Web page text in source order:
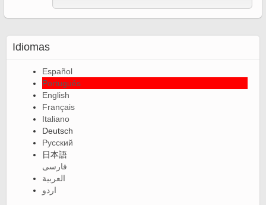
Idiomas
Español
Português
English
Français
Italiano
Deutsch
Русский
日本語
فارسی
العربية
اردو